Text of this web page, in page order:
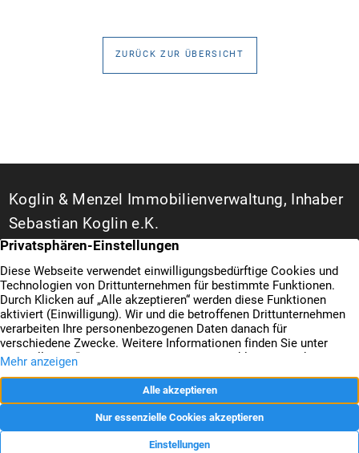
Sanierung in Einzelmaßnahmen […]
ZURÜCK ZUR ÜBERSICHT
Koglin & Menzel Immobilienverwaltung, Inhaber
Sebastian Koglin e.K.
WEG- und Hausverwalter in Duisburg
Bismarckstraße 142 A
47057 Duisburg
+49 203 3487777
Datenschutz